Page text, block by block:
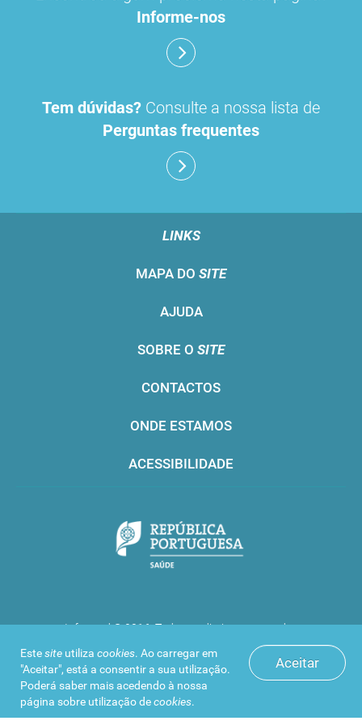
Aceitar
Estesite utiliza cookies. Ao carregar em
"Aceitar", está a consentir a sua utilização.
Poderá saber mais acedendo à nossa
página sobre utilização decookies.
Informe-nos
Tem dúvidas? Consulte a nossa lista de
Perguntas frequentes
LINKS
MAPA DO SITE
AJUDA
SOBRE O SITE
CONTACTOS
ONDE ESTAMOS
ACESSIBILIDADE
Infarmed © 2016. Todos os direitos reservados